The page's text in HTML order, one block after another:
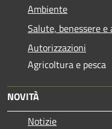
Ambiente
Salute, benessere e
Autorizzazioni
Agricoltura e pesca
NOVITÀ
Notizie